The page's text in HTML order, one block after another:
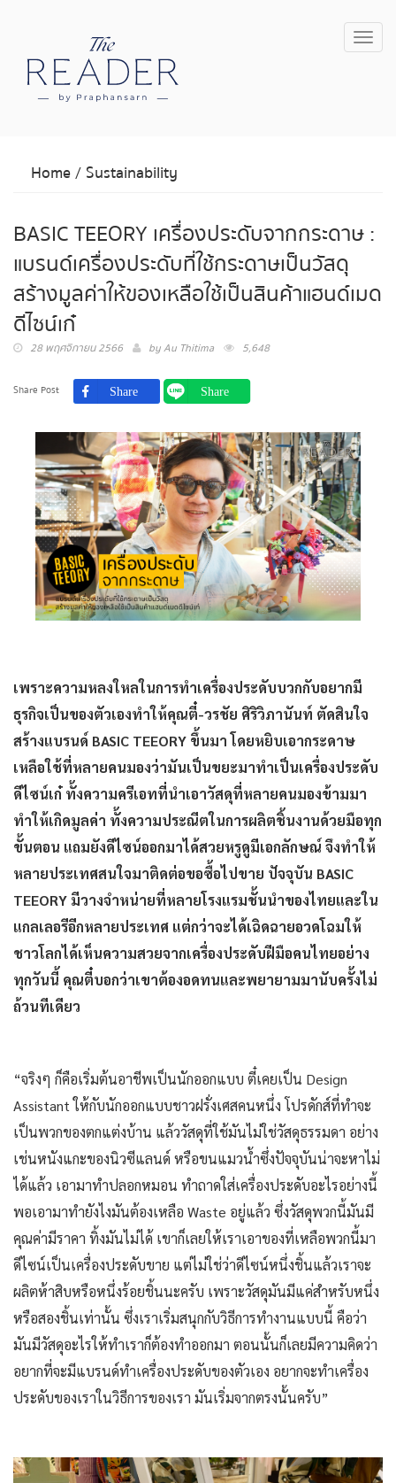
Home/ Sustainability
BASIC TEEORY เครื่องประดับจากกระดาษ :
แบรนด์เครื่องประดับที่ใช้กระดาษเป็นวัสดุ
สร้างมูลค่าให้ของเหลือใช้เป็นสินค้าแฮนด์เมด
ดีไซน์เก๋
28 พฤศจิกายน 2566 byAu Thitima 5,648
Share Post
เพราะความหลงใหลในการทำเครื่องประดับบวกกับอยากมี
ธุรกิจเป็นของตัวเองทำให้คุณตี๋-วรชัย ศิริวิภานันท์ ตัดสินใจ
สร้างแบรนด์ BASIC TEEORY ขึ้นมา โดยหยิบเอากระดาษ
เหลือใช้ที่หลายคนมองว่ามันเป็นขยะมาทำเป็นเครื่องประดับ
ดีไซน์เก๋ ทั้งความครีเอทที่นำเอาวัสดุที่หลายคนมองข้ามมา
ทำให้เกิดมูลค่า ทั้งความประณีตในการผลิตชิ้นงานด้วยมือทุก
ขั้นตอน แถมยังดีไซน์ออกมาได้สวยหรูดูมีเอกลักษณ์ จึงทำให้
หลายประเทศสนใจมาติดต่อขอซื้อไปขาย ปัจจุบัน BASIC
TEEORY มีวางจำหน่ายที่หลายโรงแรมชั้นนำของไทยและใน
แกลเลอรีอีกหลายประเทศ แต่กว่าจะได้เฉิดฉายอวดโฉมให้
ชาวโลกได้เห็นความสวยจากเครื่องประดับฝีมือคนไทยอย่าง
ทุกวันนี้ คุณตี๋บอกว่าเขาต้องอดทนและพยายามมานับครั้งไม่
ถ้วนทีเดียว
“จริงๆ ก็คือเริ่มต้นอาชีพเป็นนักออกแบบ ตี๋เคยเป็น Design
Assistant ให้กับนักออกแบบชาวฝรั่งเศสคนหนึ่ง โปรดักส์ที่ทำจะ
เป็นพวกของตกแต่งบ้าน แล้ววัสดุที่ใช้มันไม่ใช่วัสดุธรรมดา อย่าง
เช่นหนังแกะของนิวซีแลนด์ หรือขนแมวน้ำซึ่งปัจจุบันน่าจะหาไม่
ได้แล้ว เอามาทำปลอกหมอน ทำถาดใส่เครื่องประดับอะไรอย่างนี้
พอเอามาทำยังไงมันต้องเหลือ Waste อยู่แล้ว ซึ่งวัสดุพวกนี้มันมี
คุณค่ามีราคา ทิ้งมันไม่ได้ เขาก็เลยให้เราเอาของที่เหลือพวกนี้มา
ดีไซน์เป็นเครื่องประดับขาย แต่ไม่ใช่ว่าดีไซน์หนึ่งชิ้นแล้วเราจะ
ผลิตห้าสิบหรือหนึ่งร้อยชิ้นนะครับ เพราะวัสดุมันมีแค่สำหรับหนึ่ง
หรือสองชิ้นเท่านั้น ซึ่งเราเริ่มสนุกกับวิธีการทำงานแบบนี้ คือว่า
มันมีวัสดุอะไรให้ทำเราก็ต้องทำออกมา ตอนนั้นก็เลยมีความคิดว่า
อยากที่จะมีแบรนด์ทำเครื่องประดับของตัวเอง อยากจะทำเครื่อง
ประดับของเราในวิธีการของเรา มันเริ่มจากตรงนั้นครับ”